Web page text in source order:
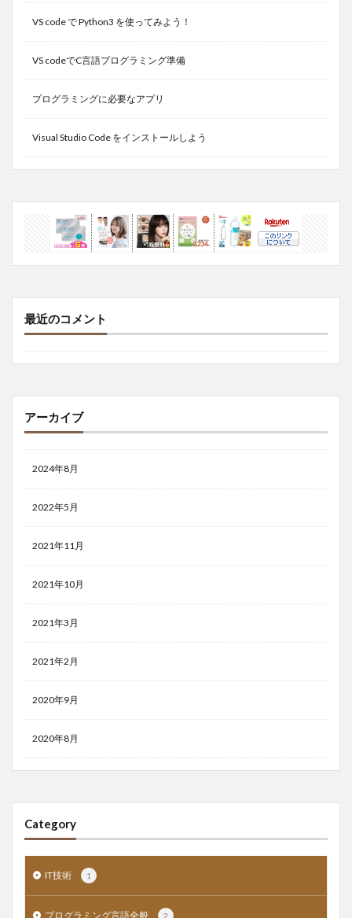
VS code で Python3 を使ってみよう！
VS codeでC言語プログラミング準備
プログラミングに必要なアプリ
Visual Studio Code をインストールしよう
最近のコメント
アーカイブ
2024年8月
2022年5月
2021年11月
2021年10月
2021年3月
2021年2月
2020年9月
2020年8月
Category
IT技術 1
プログラミング言語全般 2